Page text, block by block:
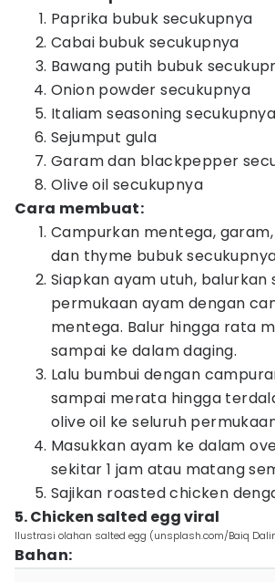
Paprika bubuk secukupnya
Cabai bubuk secukupnya
Bawang putih bubuk
Onion powder secukupnya
Italiam seasoning secukupnya
Sejumput gula
Garam dan blackpepper
Olive oil secukupnya
Cara membuat:
Campurkan mentega,
dan thyme bubuk
Siapkan ayam utuh, balurkan
permukaan ayam dengan
mentega. Balur hingga rata
sampai ke dalam daging.
Lalu bumbui dengan
sampai merata hingga
olive oil ke seluruh
Masukkan ayam ke dalam
sekitar 1 jam atau matang
Sajikan roasted chicken
5. Chicken salted egg viral
Ilustrasi olahan salted egg (unsplash.com/Baiq
Bahan: